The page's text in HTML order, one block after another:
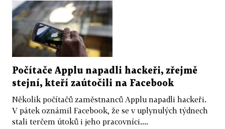
Počítače Applu napadli hackeři, zřejmě
stejní, kteří zaútočili na Facebook
Několik počítačů zaměstnanců Applu napadli hackeři.
V pátek oznámil Facebook, že se v uplynulých týdnech
stali terčem útoků i jeho pracovníci....